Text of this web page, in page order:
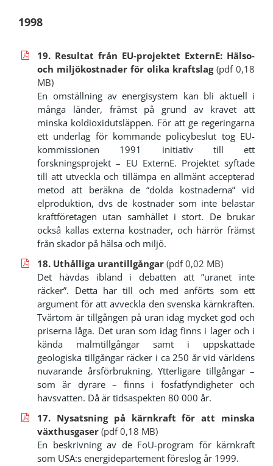
1998
19. Resultat från EU-projektet ExternE: Hälso-
och miljökostnader för olika kraftslag(pdf 0,18
MB)
En omställning av energisystem kan bli aktuell i
många länder, främst på grund av kravet att
minska koldioxidutsläppen. För att ge regeringarna
ett underlag för kommande policybeslut tog EU-
kommissionen 1991 initiativ till ett
forskningsprojekt – EU ExternE. Projektet syftade
till att utveckla och tillämpa en allmänt accepterad
metod att beräkna de “dolda kostnaderna” vid
elproduktion, dvs de kostnader som inte belastar
kraftföretagen utan samhället i stort. De brukar
också kallas externa kostnader, och härrör främst
från skador på hälsa och miljö.
18. Uthålliga urantillgångar (pdf 0,02 MB)
Det hävdas ibland i debatten att ”uranet inte
räcker”. Detta har till och med anförts som ett
argument för att avveckla den svenska kärnkraften.
Tvärtom är tillgången på uran idag mycket god och
priserna låga. Det uran som idag finns i lager och i
kända malmtillgångar samt i uppskattade
geologiska tillgångar räcker i ca 250 år vid världens
nuvarande årsförbrukning. Ytterligare tillgångar –
som är dyrare – finns i fosfatfyndigheter och
havsvatten. Då är tidsaspekten 80 000 år.
17. Nysatsning på kärnkraft för att minska
växthusgaser (pdf 0,18 MB)
En beskrivning av de FoU-program för kärnkraft
som USA:s energidepartement föreslog år 1999.